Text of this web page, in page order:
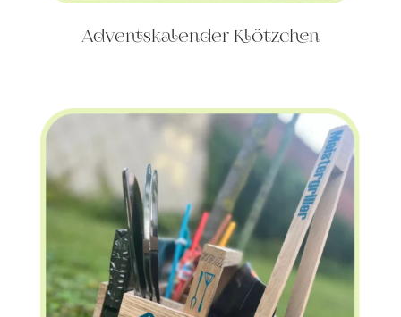
Adventskalender Klötzchen